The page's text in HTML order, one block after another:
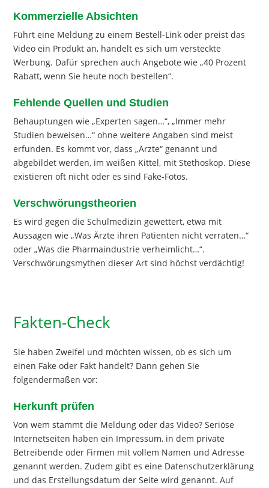
Kommerzielle Absichten
Führt eine Meldung zu einem Bestell-Link oder preist das
Video ein Produkt an, handelt es sich um versteckte
Werbung. Dafür sprechen auch Angebote wie „40 Prozent
Rabatt, wenn Sie heute noch bestellen“.
Fehlende Quellen und Studien
Behauptungen wie „Experten sagen…“, „Immer mehr
Studien beweisen…“ ohne weitere Angaben sind meist
erfunden. Es kommt vor, dass „Ärzte“ genannt und
abgebildet werden, im weißen Kittel, mit Stethoskop. Diese
existieren oft nicht oder es sind Fake-Fotos.
Verschwörungstheorien
Es wird gegen die Schulmedizin gewettert, etwa mit
Aussagen wie „Was Ärzte ihren Patienten nicht verraten…“
oder „Was die Pharmaindustrie verheimlicht…“.
Verschwörungsmythen dieser Art sind höchst verdächtig!
Fakten-Check
Sie haben Zweifel und möchten wissen, ob es sich um
einen Fake oder Fakt handelt? Dann gehen Sie
folgendermaßen vor:
Herkunft prüfen
Von wem stammt die Meldung oder das Video? Seriöse
Internetseiten haben ein Impressum, in dem private
Betreibende oder Firmen mit vollem Namen und Adresse
genannt werden. Zudem gibt es eine Datenschutzerklärung
und das Erstellungsdatum der Seite wird genannt. Auf